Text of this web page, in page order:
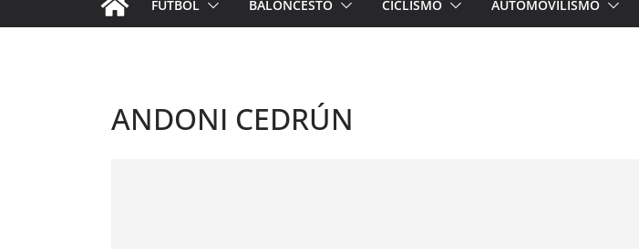
FÚTBOL BALONCESTO CICLISMO AUTOMOVILISMO
ANDONI CEDRÚN